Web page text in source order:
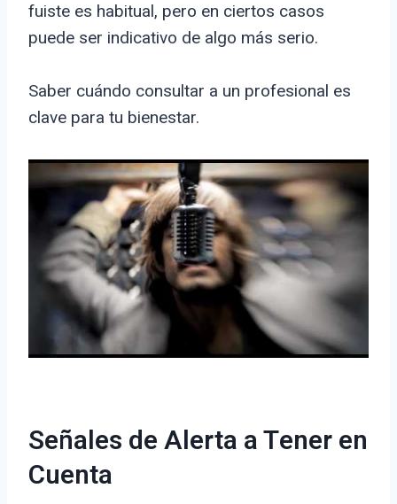
fuiste es habitual, pero en ciertos casos
puede ser indicativo de algo más serio.
Saber cuándo consultar a un profesional es
clave para tu bienestar.
Señales de Alerta a Tener en
Cuenta